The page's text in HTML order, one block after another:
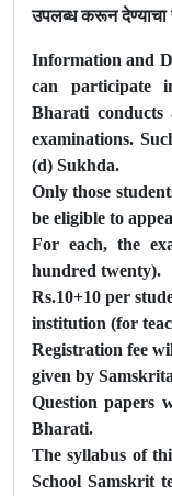
उपलब्ध करून
Information and
can participate
Bharati
examinations.
(d) Sukhda.
Only those
be eligible to
For each, the
hundred twenty).
Rs.10+10 per
institution (for
Registration fee
given by
Question papers
Bharati.
The syllabus of
School Samskrit